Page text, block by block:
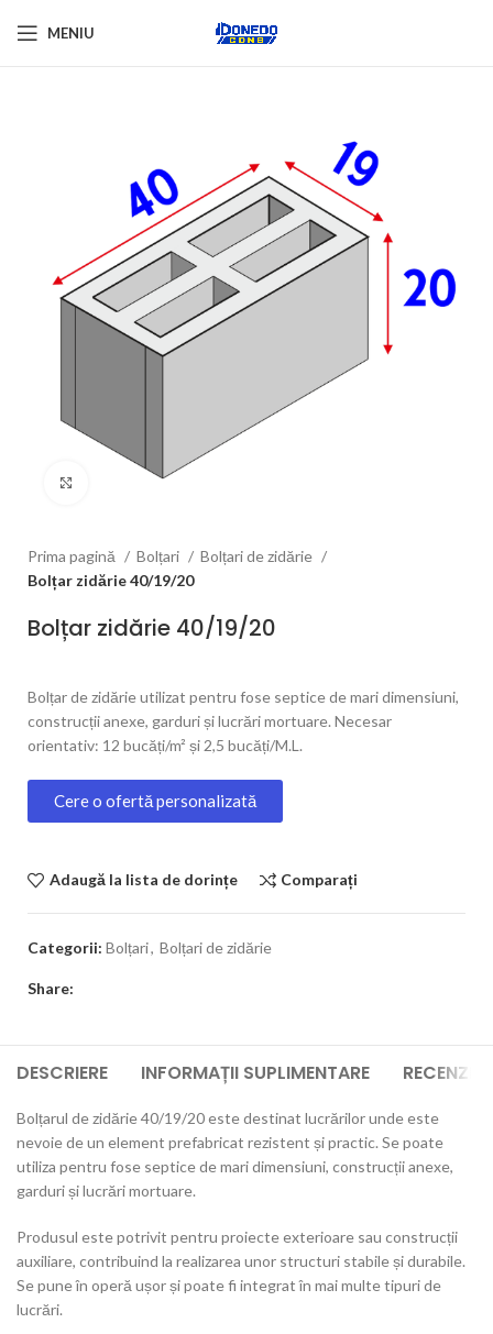
MENIU
Click pentru a mări
Prima pagină Bolțari
Bolțari de zidărie
Bolțar zidărie 40/19/20
Bolțar zidărie 40/19/20
Bolțar de zidărie utilizat pentru fose septice de mari dimensiuni,
construcții anexe, garduri și lucrări mortuare. Necesar
orientativ: 12 bucăți/m² și 2,5 bucăți/M.L.
Cere o ofertă personalizată
Adaugă la lista de dorințe Comparați
Categorii: Bolțari, Bolțari de zidărie
Share:
DESCRIERE INFORMAȚII SUPLIMENTARE RECENZII
Bolțarul de zidărie 40/19/20 este destinat lucrărilor unde este
nevoie de un element prefabricat rezistent și practic. Se poate
utiliza pentru fose septice de mari dimensiuni, construcții anexe,
garduri și lucrări mortuare.
Produsul este potrivit pentru proiecte exterioare sau construcții
auxiliare, contribuind la realizarea unor structuri stabile și durabile.
Se pune în operă ușor și poate fi integrat în mai multe tipuri de
lucrări.